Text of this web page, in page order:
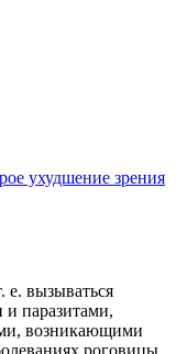
ухудшение зрения
вызываться
паразитами,
возникающими
роговицы.